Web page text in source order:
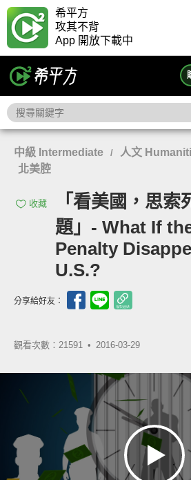
希平方
攻其不背
App 開放下載中
中級 Intermediate / 人文
北美腔
收藏
「看美國，思索
題」- What If
Penalty
U.S.?
分享給好友：
觀看次數：21591 • 2016-03-29